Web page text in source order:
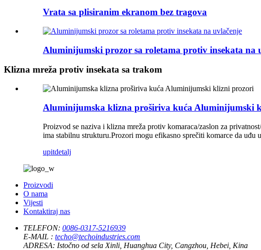
Vrata sa plisiranim ekranom bez tragova
Aluminijumski prozor sa roletama protiv insekata na
Klizna mreža protiv insekata sa trakom
Aluminijumska klizna proširiva kuća Aluminijumski
Proizvod se naziva i klizna mreža protiv komaraca/zaslon za
ima stabilnu strukturu.Prozori mogu efikasno sprečiti komarce da
upitdetalj
Proizvodi
O nama
Vijesti
Kontaktiraj nas
TELEFON: 0086-0317-5216939
E-MAIL : techo@techoindustries.com
ADRESA: Istočno od sela Xinli, Huanghua City, Cangzhou, Hebei, Kina